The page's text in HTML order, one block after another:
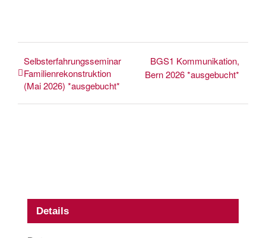
Selbsterfahrungsseminar
Familienrekonstruktion
(Mai 2026) *ausgebucht*
BGS1 Kommunikation,
Bern 2026 *ausgebucht*
Details